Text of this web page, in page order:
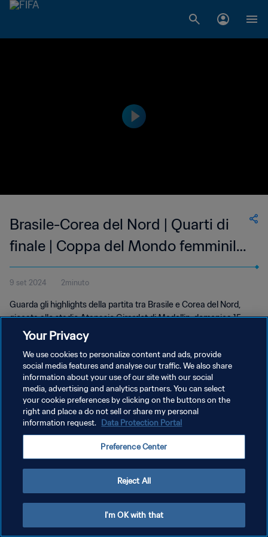
Brasile-Corea del Nord | Quarti di
finale | Coppa del Mondo femminile
FIFA U-20 Colombia 2024 |
Highlights
9 set 2024 2minuto
Guarda gli highlights della partita tra Brasile e Corea del Nord,
giocata allo stadio Atanasio Girardot di Medellin, domenica 15
settembre 2024 alle 14:30 (orario locale)
PRIVACY POLICY
TERMINI DI SERVIZIO
GESTISCI LE TUE PREFERENZE PER I COOKIES
Your Privacy
We use cookies to personalize content and ads, provide
social media features and analyse our traffic. We also share
information about your use of our site with our social
media, advertising and analytics partners. You can select
your cookie preferences by clicking on the buttons on the
right and place a do not sell or share my personal
information request. Data Protection Portal
Preference Center
Reject All
I'm OK with that